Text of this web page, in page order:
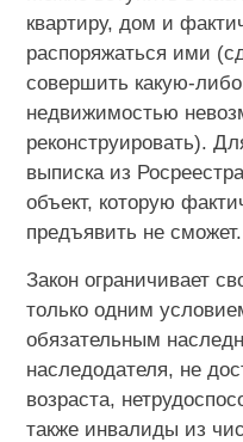
квартиру, дом и
распоряжаться ими
совершить какую-либо
недвижимостью
реконструировать).
выписка из
объект, которую
предъявить не сможет.
Закон ограничивает
только одним
обязательным
наследодателя, не
возраста,
также инвалиды из